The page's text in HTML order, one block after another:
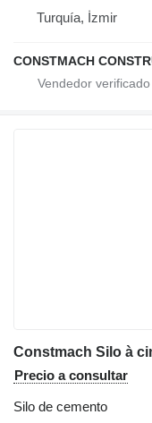
Turquía, İzmir
CONSTMACH
Constmach Silo à
Precio a consultar
Silo de cemento